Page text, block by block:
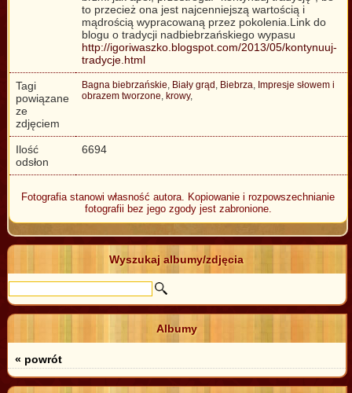
to przecież ona jest najcenniejszą wartością i
mądrością wypracowaną przez pokolenia.Link do
blogu o tradycji nadbiebrzańskiego wypasu
http://igoriwaszko.blogspot.com/2013/05/kontynuuj-
tradycje.html
Tagi
powiązane
ze
zdjęciem
Bagna biebrzańskie, Biały grąd, Biebrza, Impresje słowem i
obrazem tworzone, krowy,
Ilość
odsłon
6694
Fotografia stanowi własność autora. Kopiowanie i rozpowszechnianie
fotografii bez jego zgody jest zabronione.
Wyszukaj albumy/zdjęcia
Albumy
« powrót